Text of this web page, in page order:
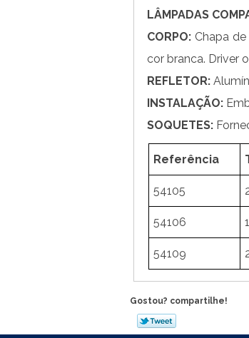
LÂMPADAS
CORPO: Chapa
cor branca. Driver
REFLETOR:
INSTALAÇÃO:
SOQUETES:
Referência
54105
54106
54109
Gostou? compartilhe!